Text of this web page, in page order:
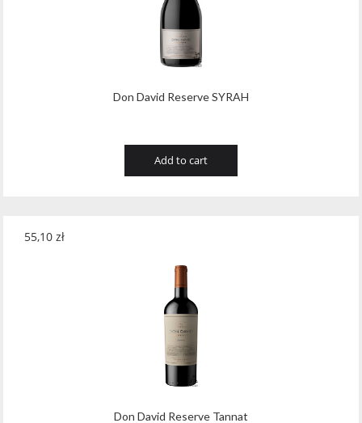
Don David Reserve SYRAH
Add to cart
Don David Reserve Tannat
55,10 zł